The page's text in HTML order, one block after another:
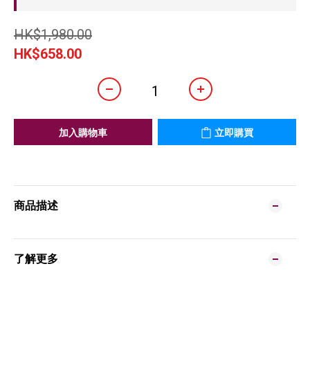
HK$1,980.00
HK$658.00
加入購物車 立即購買
商品描述
了解更多